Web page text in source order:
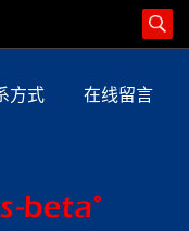
方式 在线留言